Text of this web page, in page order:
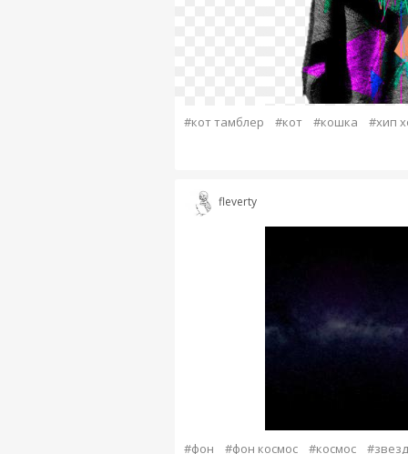
#кот тамблер #кот #кошка #хип
fleverty
#фон #фон космос #космос